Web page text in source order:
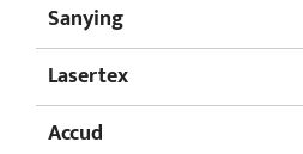
Sanying
Lasertex
Accud